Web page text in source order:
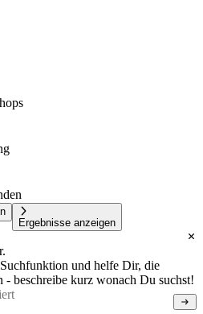
Ergebnisse anzeigen
und helfe Dir, die
- beschreibe kurz wonach Du suchst!